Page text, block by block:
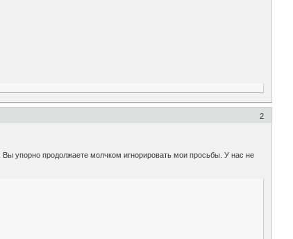
2
упорно продолжаете молчком игнорировать мои просьбы. У нас не